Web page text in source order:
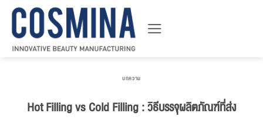
บทความ
Hot Filling vs Cold Filling : วิธีบรรจุผลิตภัณฑ์ที่ส่ง